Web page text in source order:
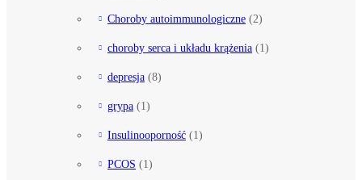
Choroby autoimmunologiczne (2)
choroby serca i układu krążenia (1)
depresja (8)
grypa (1)
Insulinooporność (1)
PCOS (1)